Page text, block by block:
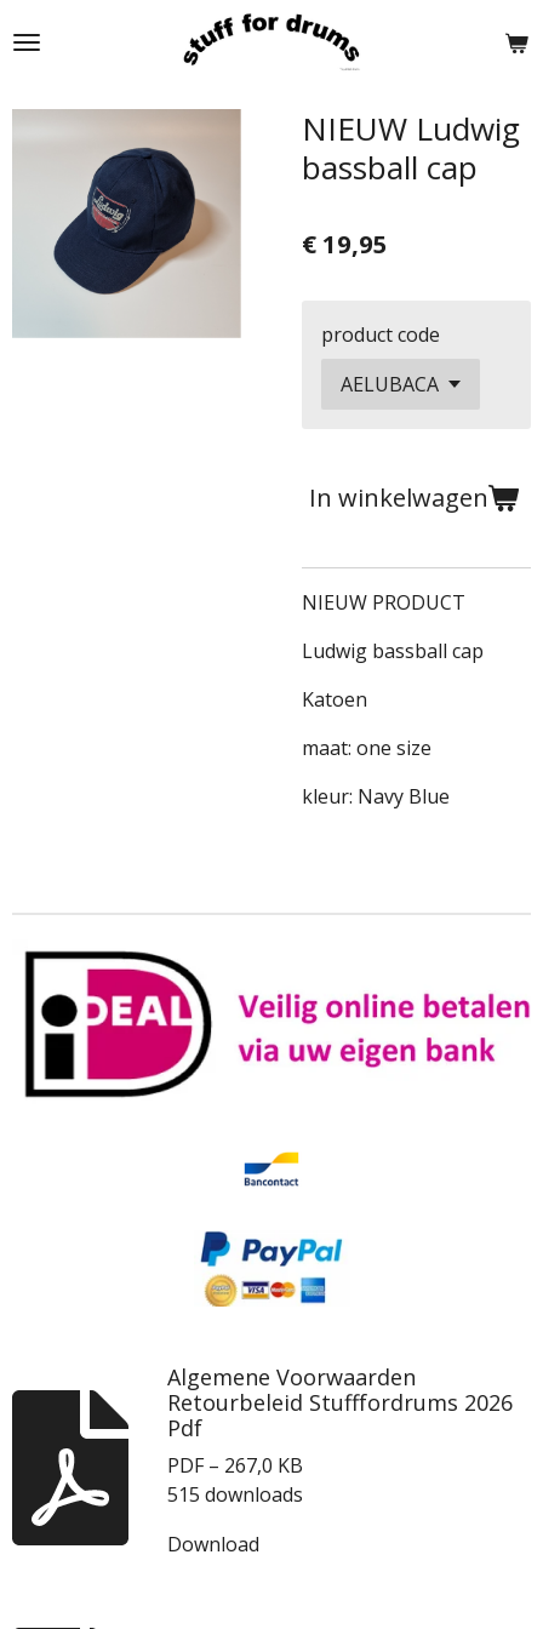
direct
de
NIEUW Ludwig
bassball cap
€ 19,95
product code
In winkelwagen
NIEUW PRODUCT
Ludwig bassball cap
Katoen
maat: one size
kleur: Navy Blue
Algemene Voorwaarden
Retourbeleid Stufffordrums 2026
Pdf
PDF – 267,0 KB
515 downloads
Download